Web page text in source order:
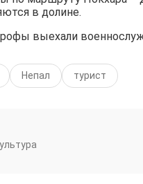
в долине.
выехали
Непал турист